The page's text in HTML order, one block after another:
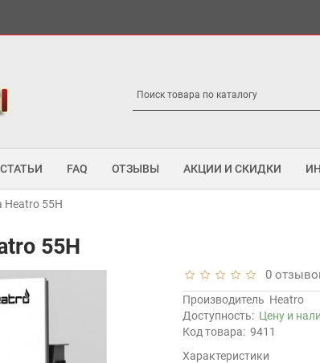
СТАТЬИ FAQ ОТЗЫВЫ АКЦИИ И СКИДКИ
Heatro 55H
55H
0
Производитель Heatro
Доступность: Цену и
Код товара: 9411
Характеристики